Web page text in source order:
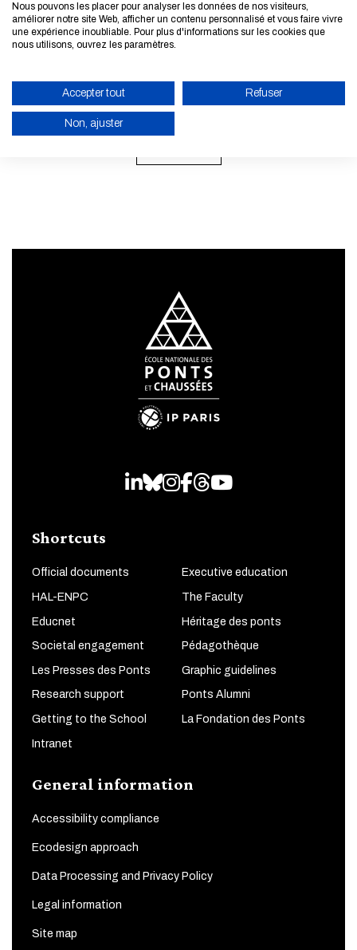
ENABLE ECO MODE
Subscribe to our newsletter
LinkedIn
Bluesky
Instagram
Facebook
Threads
Youtube
Shortcuts
Official documents Executive education
HAL-ENPC The Faculty
Educnet Héritage des ponts
Societal engagement Pédagothèque
Les Presses des Ponts Graphic guidelines
Research support Ponts Alumni
Getting to the School La Fondation des Ponts
Intranet
General information
Accessibility compliance
Ecodesign approach
Data Processing and Privacy Policy
Legal information
Site map
Nous pouvons les placer pour analyser les données de nos visiteurs,
améliorer notre site Web, afficher un contenu personnalisé et vous faire vivre
une expérience inoubliable. Pour plus d'informations sur les cookies que
nous utilisons, ouvrez les paramètres.
Accepter tout Refuser
Non, ajuster